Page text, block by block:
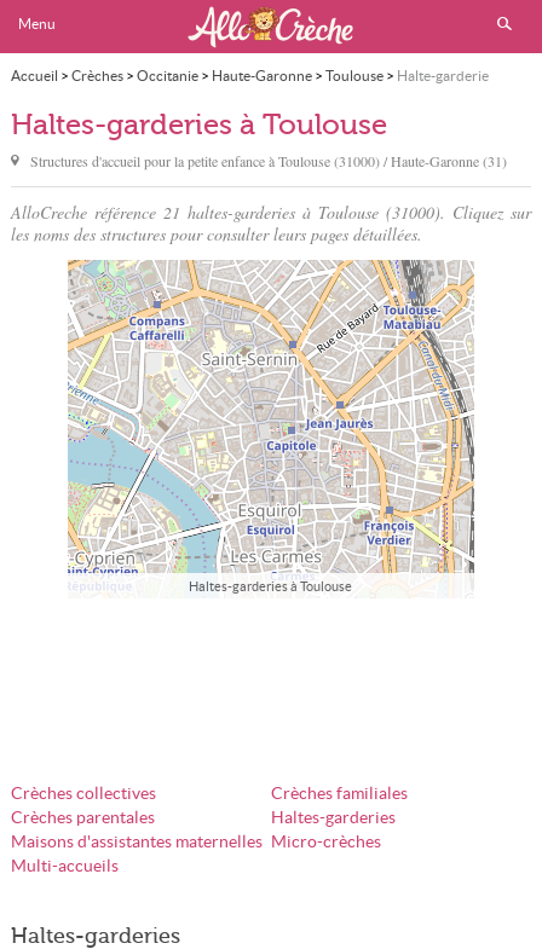
Menu
Accueil > Crèches> Occitanie> Haute-Garonne> Toulouse> Halte-garderie
Haltes-garderies à Toulouse
Structures d'accueil pour la petite enfance àToulouse(31000) / Haute-Garonne (31)
AlloCreche référence 21 haltes-garderies à Toulouse (31000). Cliquez sur
les noms des structures pour consulter leurs pages détaillées.
Haltes-garderies à Toulouse
Crèches collectives
Crèches familiales
Crèches parentales
Haltes-garderies
Maisons d'assistantes maternelles
Micro-crèches
Multi-accueils
Haltes-garderies